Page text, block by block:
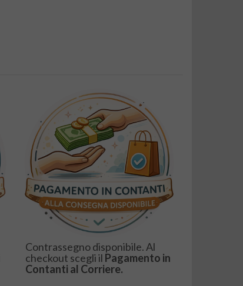
Contrassegno disponibile. Al
checkout scegli il Pagamento in
Contanti al Corriere.